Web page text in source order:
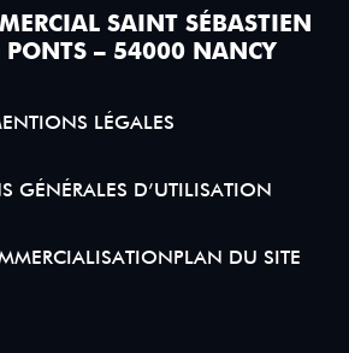
SAINT SÉBASTIEN
PONTS – 54000 NANCY
LÉGALES
GÉNÉRALES D’UTILISATION
PLAN DU SITE